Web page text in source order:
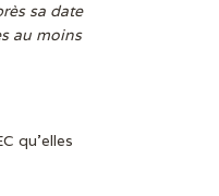
sa date
au moins
qu’elles